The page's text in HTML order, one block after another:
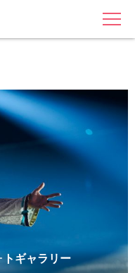
MENU
ギャラリー